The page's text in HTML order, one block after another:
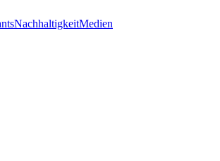
NachhaltigkeitMedien